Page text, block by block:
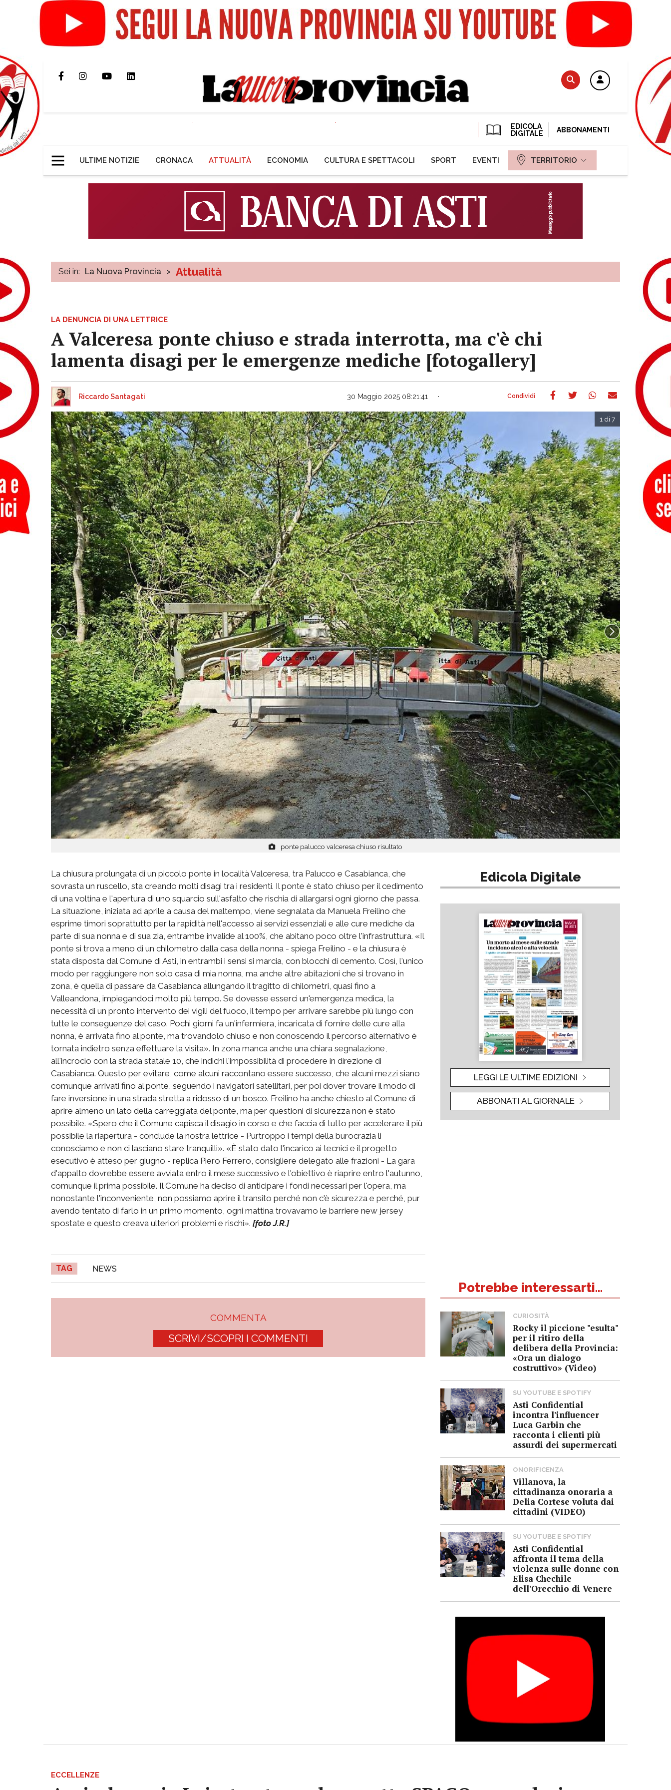
EDICOLA
DIGITALE
ABBONAMENTI
ULTIME NOTIZIE CRONACA ATTUALITÀ ECONOMIA CULTURA E SPETTACOLI SPORT EVENTI TERRITORIO
Sei in: La Nuova Provincia > Attualità
LA DENUNCIA DI UNA LETTRICE
A Valceresa ponte chiuso e strada interrotta, ma c'è chi
lamenta disagi per le emergenze mediche [fotogallery]
Riccardo Santagati 30 Maggio 2025 08:21:41
ponte palucco valceresa chiuso risultato
1 di 7
La chiusura prolungata di un piccolo ponte in località Valceresa, tra Palucco e Casabianca, che
sovrasta un ruscello, sta creando molti disagi tra i residenti. Il ponte è stato chiuso per il cedimento
di una voltina e l'apertura di uno squarcio sull'asfalto che rischia di allargarsi ogni giorno che passa.
La situazione, iniziata ad aprile a causa del maltempo, viene segnalata da Manuela Freilino che
esprime timori soprattutto per la rapidità nell'accesso ai servizi essenziali e alle cure mediche da
parte di sua nonna e di sua zia, entrambe invalide al 100%, che abitano poco oltre l'infrastruttura. «Il
ponte si trova a meno di un chilometro dalla casa della nonna - spiega Freilino - e la chiusura è
stata disposta dal Comune di Asti, in entrambi i sensi si marcia, con blocchi di cemento. Così, l'unico
modo per raggiungere non solo casa di mia nonna, ma anche altre abitazioni che si trovano in
zona, è quella di passare da Casabianca allungando il tragitto di chilometri, quasi fino a
Valleandona, impiegandoci molto più tempo. Se dovesse esserci un'emergenza medica, la
necessità di un pronto intervento dei vigili del fuoco, il tempo per arrivare sarebbe più lungo con
tutte le conseguenze del caso. Pochi giorni fa un'infermiera, incaricata di fornire delle cure alla
nonna, è arrivata fino al ponte, ma trovandolo chiuso e non conoscendo il percorso alternativo è
tornata indietro senza effettuare la visita». In zona manca anche una chiara segnalazione,
all'incrocio con la strada statale 10, che indichi l'impossibilità di procedere in direzione di
Casabianca. Questo per evitare, come alcuni raccontano essere successo, che alcuni mezzi siano
comunque arrivati fino al ponte, seguendo i navigatori satellitari, per poi dover trovare il modo di
fare inversione in una strada stretta a ridosso di un bosco. Freilino ha anche chiesto al Comune di
aprire almeno un lato della carreggiata del ponte, ma per questioni di sicurezza non è stato
possibile. «Spero che il Comune capisca il disagio in corso e che faccia di tutto per accelerare il più
possibile la riapertura - conclude la nostra lettrice - Purtroppo i tempi della burocrazia li
conosciamo e non ci lasciano stare tranquilli». «È stato dato l'incarico ai tecnici e il progetto
esecutivo è atteso per giugno - replica Piero Ferrero, consigliere delegato alle frazioni - La gara
d'appalto dovrebbe essere avviata entro il mese successivo e l'obiettivo è riaprire entro l'autunno,
comunque il prima possibile. Il Comune ha deciso di anticipare i fondi necessari per l'opera, ma
nonostante l'inconveniente, non possiamo aprire il transito perché non c'è sicurezza e perché, pur
avendo tentato di farlo in un primo momento, ogni mattina trovavamo le barriere new jersey
spostate e questo creava ulteriori problemi e rischi». [foto J.R.]
TAG NEWS
COMMENTA
SCRIVI/SCOPRI I COMMENTI
Edicola Digitale
LEGGI LE ULTIME EDIZIONI
ABBONATI AL GIORNALE
Potrebbe interessarti...
CURIOSITÀ
Rocky il piccione "esulta"
per il ritiro della
delibera della Provincia:
«Ora un dialogo
costruttivo» (Video)
SU YOUTUBE E SPOTIFY
Asti Confidential
incontra l'influencer
Luca Garbin che
racconta i clienti più
assurdi dei supermercati
ONORIFICENZA
Villanova, la
cittadinanza onoraria a
Delia Cortese voluta dai
cittadini (VIDEO)
SU YOUTUBE E SPOTIFY
Asti Confidential
affronta il tema della
violenza sulle donne con
Elisa Chechile
dell'Orecchio di Venere
ECCELLENZE